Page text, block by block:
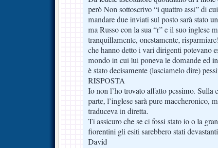
però Non sottoscrivo “i quattro assi” di
mandare due inviati sul posto sarà stato
ma Russo con la sua “r” e il suo inglese
tranquillamente, onestamente,
che hanno detto i vari dirigenti potevano
mondo in cui lui poneva le domande ed
è stato decisamente (lasciamelo dire)
RISPOSTA
Io non l’ho trovato affatto pessimo. Sulla
parte, l’inglese sarà pure maccheronico,
traduceva in diretta.
Ti assicuro che se ci fossi stato io o la
fiorentini gli esiti sarebbero stati
David